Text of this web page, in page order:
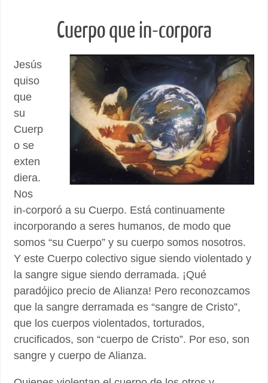
Cuerpo que in-corpora
Jesús
quiso
que
su
Cuerp
o se
exten
diera.
Nos
in-corporó a su Cuerpo. Está continuamente
incorporando a seres humanos, de modo que
somos “su Cuerpo” y su cuerpo somos nosotros.
Y este Cuerpo colectivo sigue siendo violentado y
la sangre sigue siendo derramada. ¡Qué
paradójico precio de Alianza! Pero reconozcamos
que la sangre derramada es “sangre de Cristo”,
que los cuerpos violentados, torturados,
crucificados, son “cuerpo de Cristo”. Por eso, son
sangre y cuerpo de Alianza.